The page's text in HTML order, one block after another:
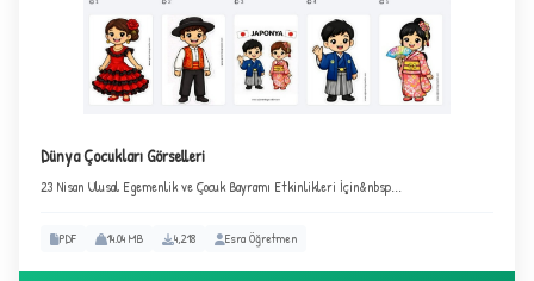
Dünya Çocukları Görselleri
23 Nisan Ulusal Egemenlik ve Çocuk Bayramı Etkinlikleri İçin&nbsp...
PDF 14.04 MB 4,218 Esra Öğretmen